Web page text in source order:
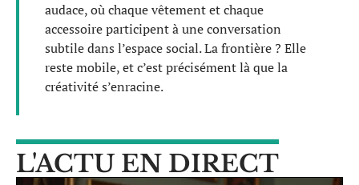
audace, où chaque vêtement et chaque
accessoire participent à une conversation
subtile dans l’espace social. La frontière ? Elle
reste mobile, et c’est précisément là que la
créativité s’enracine.
L'ACTU EN DIRECT